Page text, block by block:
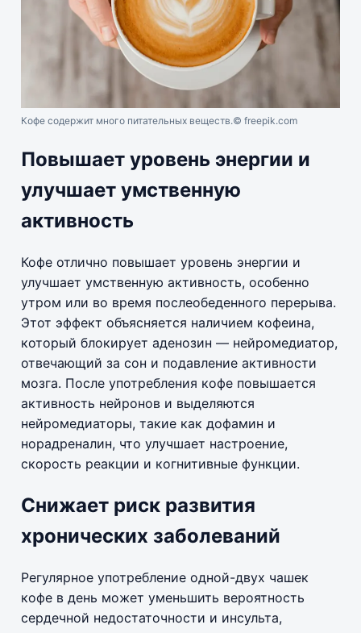
Кофе содержит много питательных веществ.© freepik.com
Повышает уровень энергии и
улучшает умственную
активность
Кофе отлично повышает уровень энергии и
улучшает умственную активность, особенно
утром или во время послеобеденного перерыва.
Этот эффект объясняется наличием кофеина,
который блокирует аденозин — нейромедиатор,
отвечающий за сон и подавление активности
мозга. После употребления кофе повышается
активность нейронов и выделяются
нейромедиаторы, такие как дофамин и
норадреналин, что улучшает настроение,
скорость реакции и когнитивные функции.
Снижает риск развития
хронических заболеваний
Регулярное употребление одной-двух чашек
кофе в день может уменьшить вероятность
сердечной недостаточности и инсульта,